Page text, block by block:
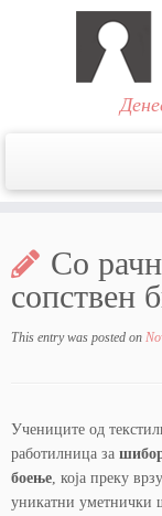
content
Со
сопствен
This entry was posted on
Учениците од
работилница за
боење, која преку
уникатни уметнички